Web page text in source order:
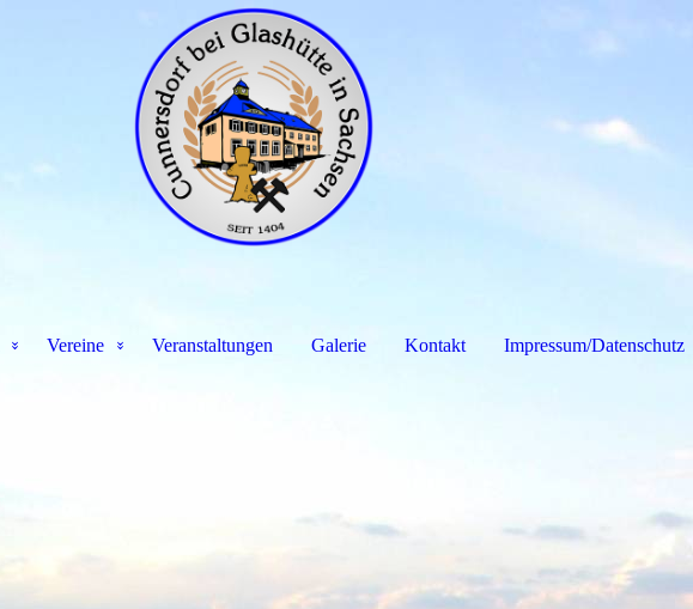
Vereine Veranstaltungen Galerie Kontakt Impressum/Datenschutz